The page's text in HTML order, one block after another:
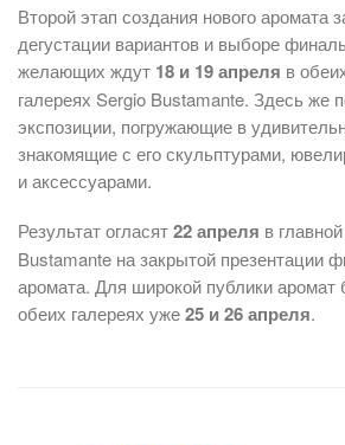
Второй этап создания нового аромата
дегустации вариантов и выборе
желающих ждут 18 и 19 апреля в
галереях Sergio Bustamante. Здесь же
экспозиции, погружающие в
знакомящие с его скульптурами,
и аксессуарами.
Результат огласят22 апреля в
Bustamante на закрытой презентации
аромата. Для широкой публики аромат
обеих галереях уже25 и 26 апреля.